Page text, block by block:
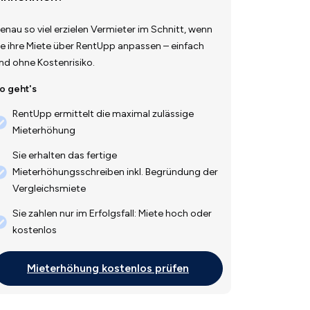
so viel erzielen Vermieter im Schnitt, wenn
ihre Miete über RentUpp anpassen – einfach
ohne Kostenrisiko.
geht's
RentUpp ermittelt die maximal zulässige
Mieterhöhung
Sie erhalten das fertige
Mieterhöhungsschreiben inkl. Begründung der
Vergleichsmiete
Sie zahlen nur im Erfolgsfall: Miete hoch oder
kostenlos
Mieterhöhung kostenlos prüfen